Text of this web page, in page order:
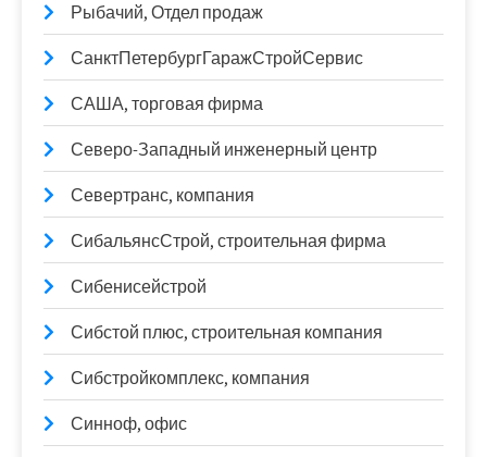
Рыбачий, Отдел продаж
СанктПетербургГаражСтройСервис
САША, торговая фирма
Северо-Западный инженерный центр
Севертранс, компания
СибальянсСтрой, строительная фирма
Сибенисейстрой
Сибстой плюс, строительная компания
Сибстройкомплекс, компания
Синноф, офис